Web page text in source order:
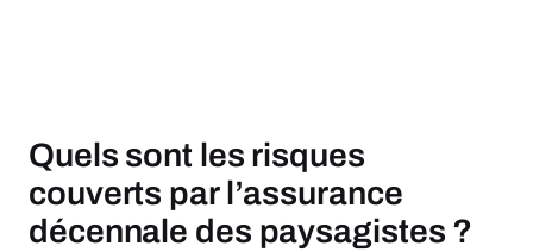
Quels sont les risques
couverts par l’assurance
décennale des paysagistes ?